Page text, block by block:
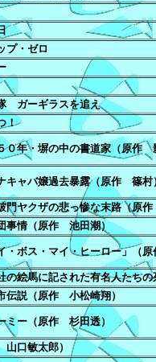
プ・ゼロ
ガーギラスを追え
！
０年・塀の中の書道家（原作
キャバ嬢過去暴露（原作 篠村
門ヤクザの悲っ惨な末路（原
事情（原作 池田潮）
・ボス・マイ・ヒーロー」（
の絵馬に記された有名人たち
伝説（原作 小松崎翔）
ミー（原作 杉田透）
口敏太郎）